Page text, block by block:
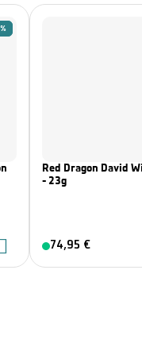
Red Dragon David
- 23g
74,95 €